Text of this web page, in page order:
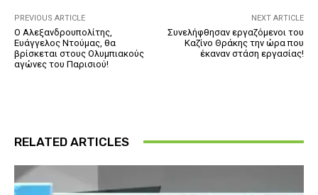
PREVIOUS ARTICLE
Ο Αλεξανδρουπολίτης,
Ευάγγελος Ντούμας, θα
βρίσκεται στους Ολυμπιακούς
αγώνες του Παρισιού!
NEXT ARTICLE
Συνελήφθησαν εργαζόμενοι του
Καζίνο Θράκης την ώρα που
έκαναν στάση εργασίας!
RELATED ARTICLES